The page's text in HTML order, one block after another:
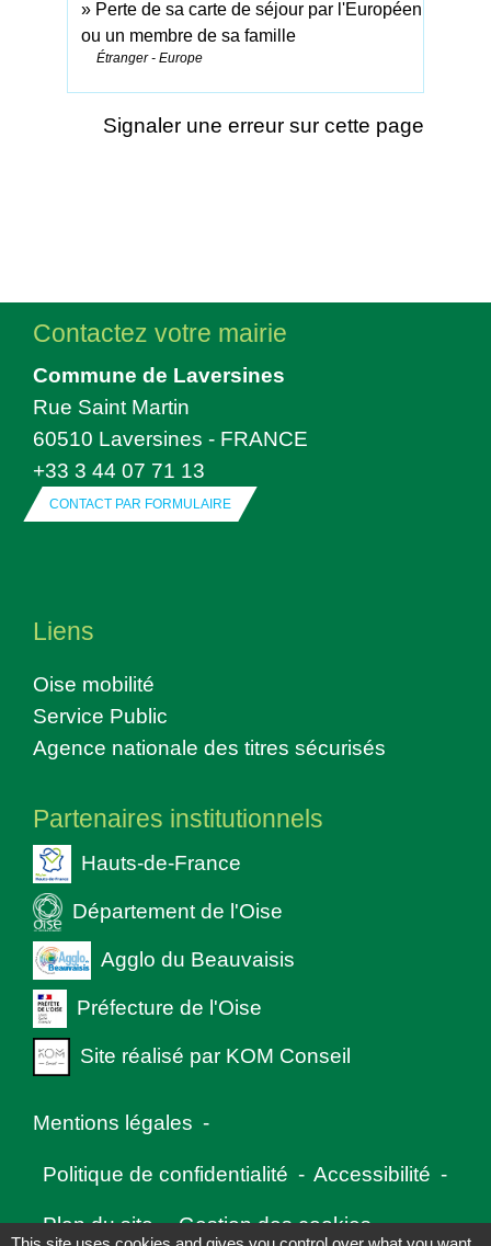
Perte de sa carte de séjour par l'Européen
ou un membre de sa famille
Étranger - Europe
Signaler une erreur sur cette page
Contactez votre mairie
Commune de Laversines
Rue Saint Martin
60510 Laversines - FRANCE
+33 3 44 07 71 13
CONTACT PAR FORMULAIRE
Liens
Oise mobilité
Service Public
Agence nationale des titres sécurisés
Partenaires institutionnels
Hauts-de-France
Département de l'Oise
Agglo du Beauvaisis
Préfecture de l'Oise
Site réalisé par KOM Conseil
Mentions légales -
Politique de confidentialité - Accessibilité -
Plan du site - Gestion des cookies